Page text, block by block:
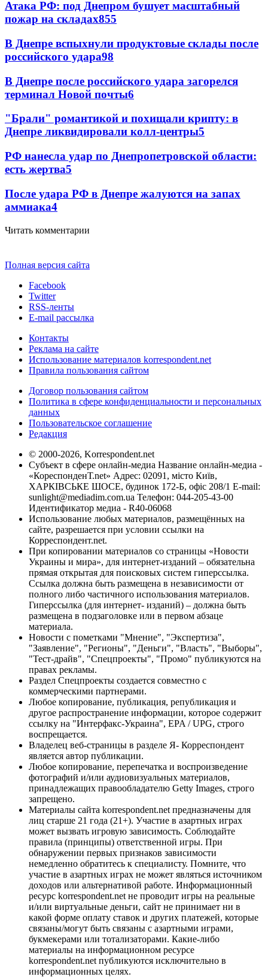
Атака РФ: под Днепром бушует масштабный
пожар на складах855
В Днепре вспыхнули продуктовые склады после
российского удара98
В Днепре после российского удара загорелся
терминал Новой почты6
"Брали" романтикой и похищали крипту: в
Днепре ликвидировали колл-центры5
РФ нанесла удар по Днепропетровской области:
есть жертва5
После удара РФ в Днепре жалуются на запах
аммиака4
Читать комментарии
Полная версия сайта
Facebook
Twitter
RSS-ленты
E-mail рассылка
Контакты
Реклама на сайте
Использование материалов korrespondent.net
Правила пользования сайтом
Договор пользования сайтом
Политика в сфере конфиденциальности и персональных
данных
Пользовательское соглашение
Редакция
© 2000-2026, Korrespondent.net
Субъект в сфере онлайн-медиа Название онлайн-медиа -
«КореспонденТ.net» Адрес: 02091, місто Київ,
ХАРКІВСЬКЕ ШОСЕ, будинок 172-Б, офіс 208/1 E-mail:
sunlight@mediadim.com.ua Телефон: 044-205-43-00
Идентификатор медиа - R40-06068
Использование любых материалов, размещённых на
сайте, разрешается при условии ссылки на
Корреспондент.net.
При копировании материалов со страницы «Новости
Украины и мира», для интернет-изданий – обязательна
прямая открытая для поисковых систем гиперссылка.
Ссылка должна быть размещена в независимости от
полного либо частичного использования материалов.
Гиперссылка (для интернет- изданий) – должна быть
размещена в подзаголовке или в первом абзаце
материала.
Новости с пометками "Мнение", "Экспертиза",
"Заявление", "Регионы", "Деньги", "Власть", "Выборы",
"Тест-драйв", "Спецпроекты", "Промо" публикуются на
правах рекламы.
Раздел Спецпроекты создается совместно с
коммерческими партнерами.
Любое копирование, публикация, републикация и
другое распространение информации, которое содержит
ссылку на "Интерфакс-Украина", EPA / UPG, строго
воспрещается.
Владелец веб-страницы в разделе Я- Корреспондент
является автор публикации.
Любое копирование, перепечатка и воспроизведение
фотографий и/или аудиовизуальных материалов,
принадлежащих правообладателю Getty Images, строго
запрещено.
Материалы сайта korrespondent.net предназначены для
лиц старше 21 года (21+). Участие в азартных играх
может вызвать игровую зависимость. Соблюдайте
правила (принципы) ответственной игры. При
обнаружении первых признаков зависимости
немедленно обратитесь к специалисту. Помните, что
участие в азартных играх не может являться источником
доходов или альтернативой работе. Информационный
ресурс korrespondent.net не проводит игры на реальные
и/или виртуальные деньги, сайт не принимает ни в
какой форме оплату ставок и других платежей, которые
связаны/могут быть связаны с азартными играми,
букмекерами или тотализаторами. Какие-либо
материалы на информационном ресурсе
korrespondent.net публикуются исключительно в
информационных целях.